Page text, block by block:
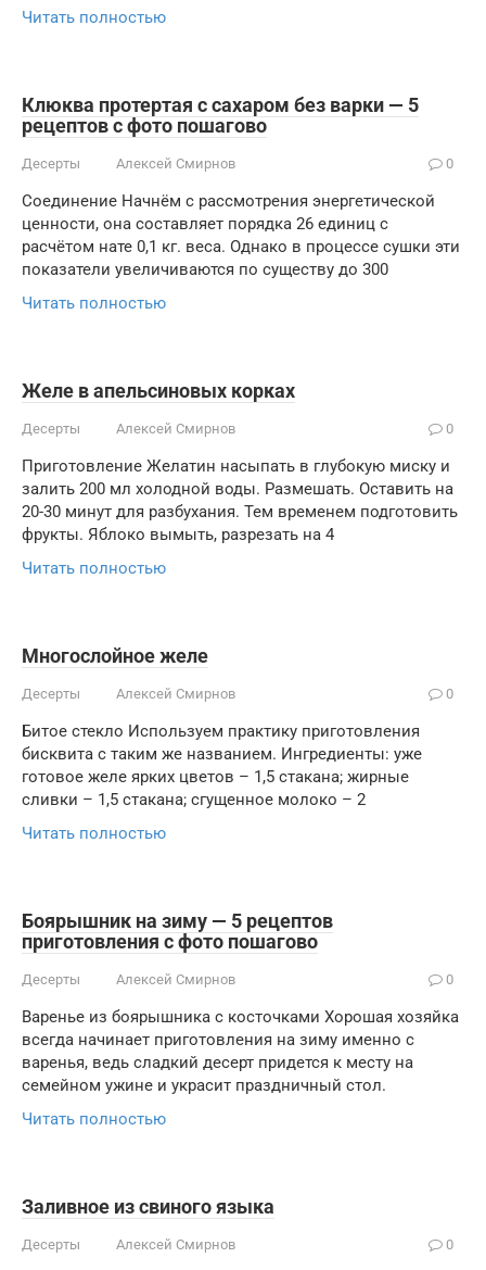
Читать полностью
Клюква протертая с сахаром без варки — 5
рецептов с фото пошагово
Десерты Алексей Смирнов 0
Соединение Начнём с рассмотрения энергетической
ценности, она составляет порядка 26 единиц с
расчётом нате 0,1 кг. веса. Однако в процессе сушки эти
показатели увеличиваются по существу до 300
Читать полностью
Желе в апельсиновых корках
Десерты Алексей Смирнов 0
Приготовление Желатин насыпать в глубокую миску и
залить 200 мл холодной воды. Размешать. Оставить на
20-30 минут для разбухания. Тем временем подготовить
фрукты. Яблоко вымыть, разрезать на 4
Читать полностью
Многослойное желе
Десерты Алексей Смирнов 0
Битое стекло Используем практику приготовления
бисквита с таким же названием. Ингредиенты: уже
готовое желе ярких цветов – 1,5 стакана; жирные
сливки – 1,5 стакана; сгущенное молоко – 2
Читать полностью
Боярышник на зиму — 5 рецептов
приготовления с фото пошагово
Десерты Алексей Смирнов 0
Варенье из боярышника с косточками Хорошая хозяйка
всегда начинает приготовления на зиму именно с
варенья, ведь сладкий десерт придется к месту на
семейном ужине и украсит праздничный стол.
Читать полностью
Заливное из свиного языка
Десерты Алексей Смирнов 0